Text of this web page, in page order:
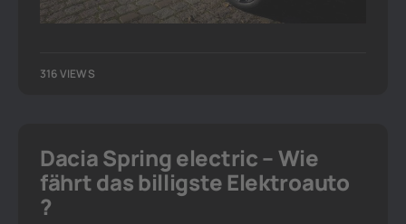
316 VIEWS
Dacia Spring electric – Wie
fährt das billigste Elektroauto
?